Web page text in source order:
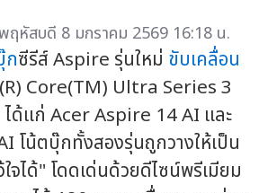
ฤหัสบดี 8 มกราคม 2569 16:18 น.
กซีรีส์ Aspire รุ่นใหม่ ขับเคลื่อน
Core(TM) Ultra Series 3
ได้แก่ Acer Aspire 14 AI และ
โน้ตบุ๊กทั้งสองรุ่นถูกวางให้เป็น
ได้" โดดเด่นด้วยดีไซน์พรีเมียม